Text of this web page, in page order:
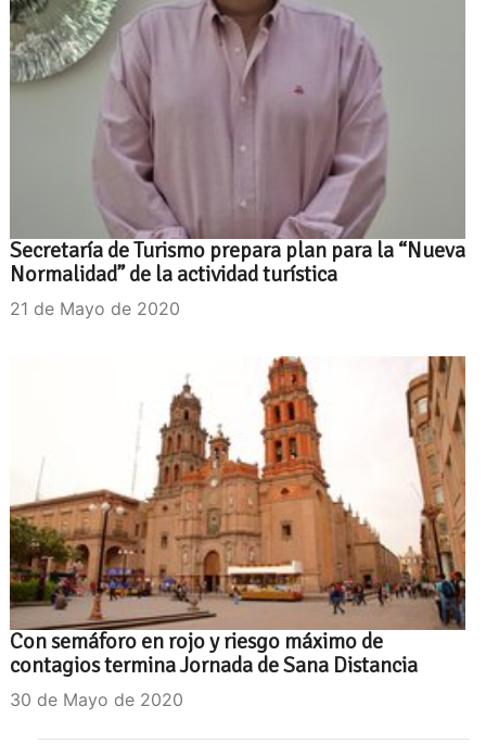
Secretaría de Turismo prepara plan para la “Nueva
Normalidad” de la actividad turística
21 de Mayo de 2020
Con semáforo en rojo y riesgo máximo de
contagios termina Jornada de Sana Distancia
30 de Mayo de 2020